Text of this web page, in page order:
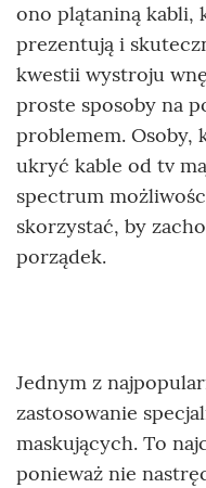
ono plątaniną kabli,
prezentują i
kwestii wystroju
proste sposoby na
problemem. Osoby,
ukryć kable od tv
spectrum
skorzystać, by
porządek.
Jednym z
zastosowanie
maskujących. To
ponieważ nie